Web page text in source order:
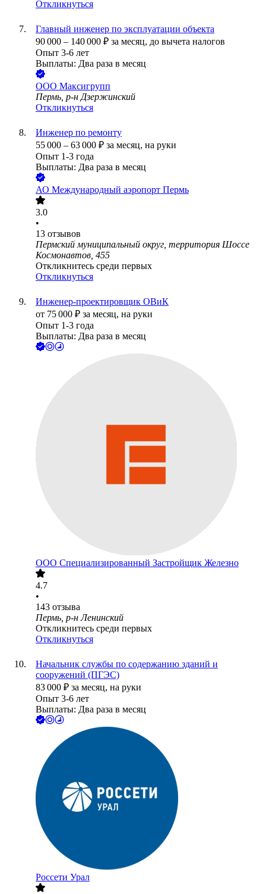
Откликнуться
Главный инженер по эксплуатации объекта
90 000 – 140 000 ₽ за месяц, до вычета налогов
Опыт 3-6 лет
Выплаты: Два раза в месяц
ООО Максигрупп
Пермь, р-н Дзержинский
Откликнуться
Инженер по ремонту
55 000 – 63 000 ₽ за месяц, на руки
Опыт 1-3 года
Выплаты: Два раза в месяц
АО Международный аэропорт Пермь
3.0
•
13 отзывов
Пермский муниципальный округ, территория Шоссе
Космонавтов, 455
Откликнитесь среди первых
Откликнуться
Инженер-проектировщик ОВиК
от 75 000 ₽ за месяц, на руки
Опыт 1-3 года
Выплаты: Два раза в месяц
ООО Специализированный Застройщик Железно
4.7
•
143 отзыва
Пермь, р-н Ленинский
Откликнитесь среди первых
Откликнуться
Начальник службы по содержанию зданий и
сооружений (ПГЭС)
83 000 ₽ за месяц, на руки
Опыт 3-6 лет
Выплаты: Два раза в месяц
Россети Урал